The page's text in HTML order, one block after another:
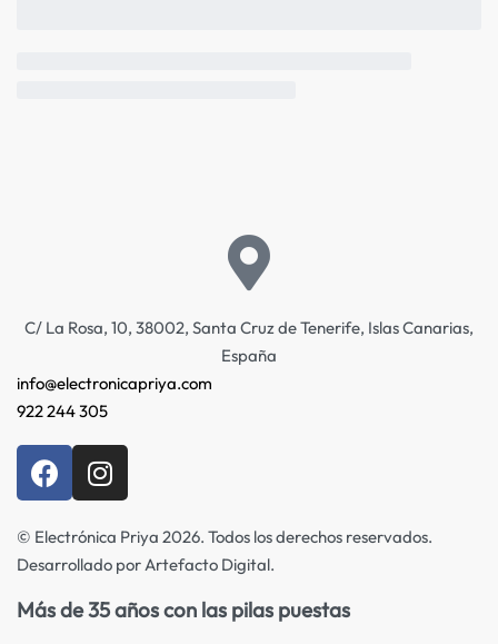
C/ La Rosa, 10, 38002, Santa Cruz de Tenerife, Islas Canarias,
España
info@electronicapriya.com
922 244 305
© Electrónica Priya 2026. Todos los derechos reservados.
Desarrollado por Artefacto Digital.
Más de 35 años con las pilas puestas